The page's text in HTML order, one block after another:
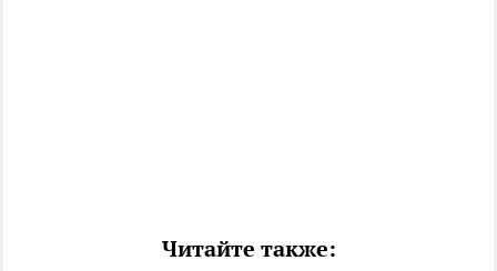
Читайте также: